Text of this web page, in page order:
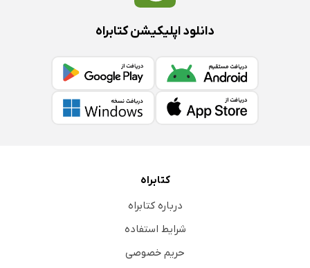
دانلود اپلیکیشن کتابراه
کتابراه
درباره کتابراه
شرایط استفاده
حریم خصوصی